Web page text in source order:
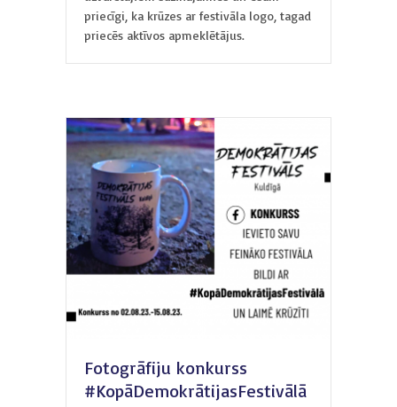
priecīgi, ka krūzes ar festivāla logo, tagad
priecēs aktīvos apmeklētājus.
Fotogrāfiju konkurss
#KopāDemokrātijasFestivālā